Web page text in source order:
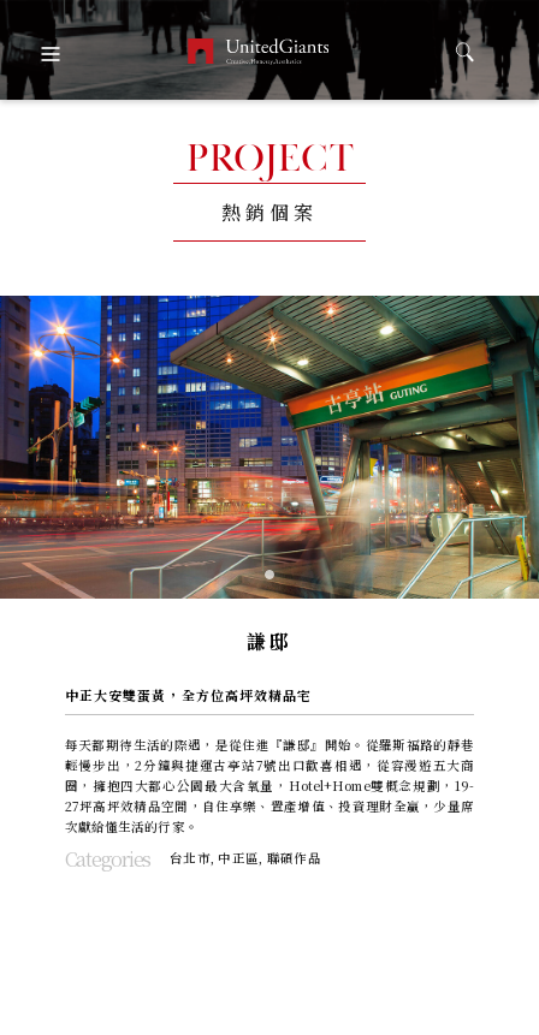
PROJECT
熱銷個案
謙邸
中正大安雙蛋黃，全方位高坪效精品宅
每天都期待生活的際遇，是從住進『謙邸』開始。從羅斯福路的靜巷
輕慢步出，2分鐘與捷運古亭站7號出口歡喜相遇，從容漫遊五大商
圈，擁抱四大都心公園最大含氧量，Hotel+Home雙概念規劃，19-
27坪高坪效精品空間，自住享樂、置產增值、投資理財全贏，少量席
次獻給懂生活的行家。
Categories 台北市, 中正區, 聯碩作品